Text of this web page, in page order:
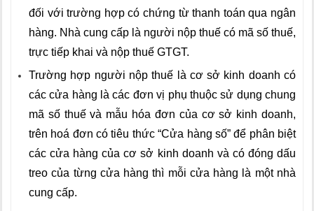
đối với trường hợp có chứng từ thanh toán qua ngân
hàng. Nhà cung cấp là người nộp thuế có mã số thuế,
trực tiếp khai và nộp thuế GTGT.
Trường hợp người nộp thuế là cơ sở kinh doanh có
các cửa hàng là các đơn vị phụ thuộc sử dụng chung
mã số thuế và mẫu hóa đơn của cơ sở kinh doanh,
trên hoá đơn có tiêu thức “Cửa hàng số” để phân biệt
các cửa hàng của cơ sở kinh doanh và có đóng dấu
treo của từng cửa hàng thì mỗi cửa hàng là một nhà
cung cấp.